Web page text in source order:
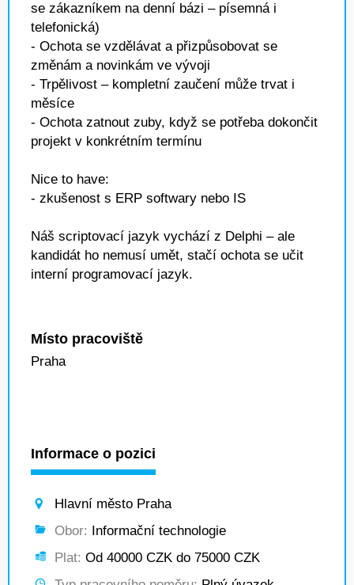
se zákazníkem na denní bázi – písemná i
telefonická)
- Ochota se vzdělávat a přizpůsobovat se
změnám a novinkám ve vývoji
- Trpělivost – kompletní zaučení může trvat i
měsíce
- Ochota zatnout zuby, když se potřeba dokončit
projekt v konkrétním termínu
Nice to have:
- zkušenost s ERP softwary nebo IS
Náš scriptovací jazyk vychází z Delphi – ale
kandidát ho nemusí umět, stačí ochota se učit
interní programovací jazyk.
Místo pracoviště
Praha
Informace o pozici
Hlavní město Praha
Obor: Informační technologie
Plat: Od 40000 CZK do 75000 CZK